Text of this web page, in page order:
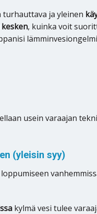
turhauttava ja yleinen
, kuinka voit
usein varaajan
(yleisin syy)
kylmä vesi tulee